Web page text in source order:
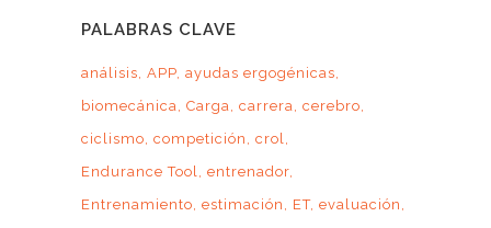
PALABRAS CLAVE
análisis APP ayudas ergogénicas
biomecánica Carga carrera cerebro
ciclismo competición
crol
Endurance Tool entrenador
Entrenamiento estimación ET evaluación